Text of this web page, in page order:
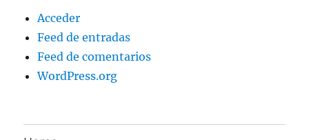
Acceder
Feed de entradas
Feed de comentarios
WordPress.org